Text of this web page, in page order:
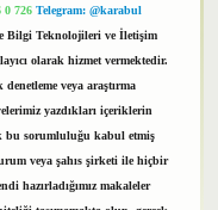
0 726 Telegram: @karabul
Bilgi Teknolojileri ve İletişim
olarak hizmet vermektedir.
veya araştırma
yazdıkları içeriklerin
bu sorumluluğu kabul etmiş
veya şahıs şirketi ile hiçbir
hazırladığımız makaleler